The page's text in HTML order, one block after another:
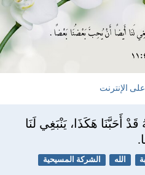
على الإنترنت
قَدْ أَحَبَّنَا هَكَذَا، يَنْبَغِي لَنَا
الله الشركة المسيحية